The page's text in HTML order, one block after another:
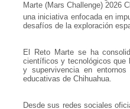
Marte (Mars Challenge) 2026
una iniciativa enfocada en
desafíos de la exploración
El Reto Marte se ha
científicos y tecnológicos que
y supervivencia en
educativas de Chihuahua.
Desde sus redes sociales